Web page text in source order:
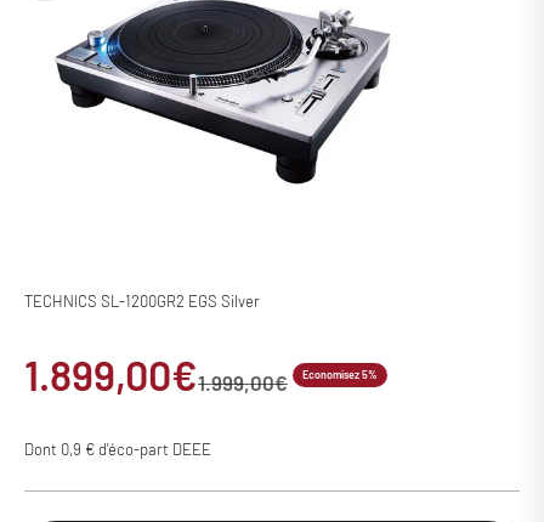
TECHNICS SL-1200GR2 EGS Silver
Prix de vente
1.899,00€Prix normal
1.999,00€ Economisez 5%
Dont 0,9 € d'éco-part DEEE